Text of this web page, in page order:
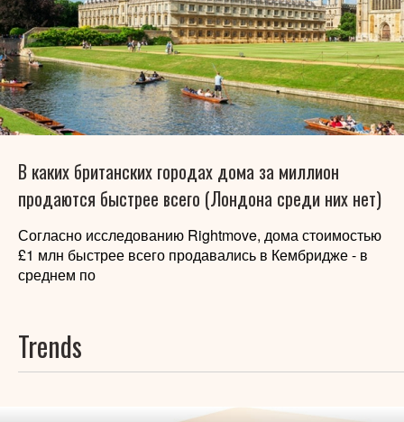
В каких британских городах дома за миллион
продаются быстрее всего (Лондона среди них нет)
Согласно исследованию Rightmove, дома стоимостью
£1 млн быстрее всего продавались в Кембридже - в
среднем по
Trends